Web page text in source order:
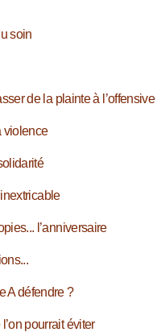
soin
de la plainte à l’offensive
violence
l’anniversaire
A défendre ?
pourrait éviter